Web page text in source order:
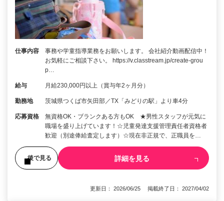
仕事内容
事務や学童指導業務をお願いします。 会社紹介動画配信中！
お気軽にご相談下さい。 https://v.classtream.jp/create-grou
p…
給与 月給230,000円以上（賞与年2ヶ月分）
勤務地 茨城県つくば市矢田部／TX「みどりの駅」より車4分
応募資格
無資格OK・ブランクある方もOK ★男性スタッフが元気に
職場を盛り上げています！☆児童発達支援管理責任者資格者
歓迎（別途俸給査定します）☆現在非正規で、正職員を…
後で見る 詳細を見る
更新日： 2026/06/25 掲載終了日： 2027/04/02